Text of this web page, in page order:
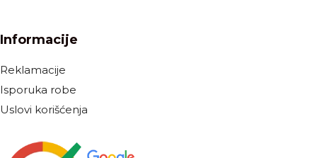
Informacije
Reklamacije
Isporuka robe
Uslovi korišćenja